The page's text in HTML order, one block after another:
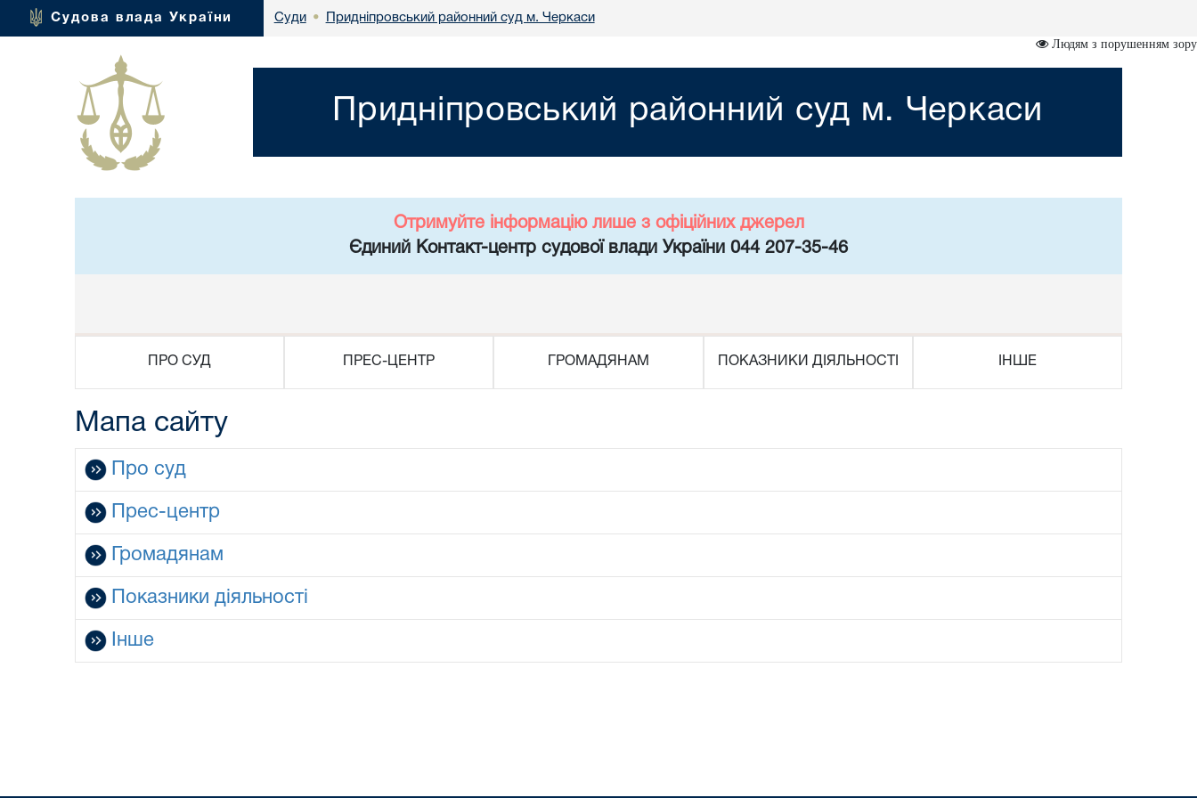
Судова влада України Суди • Придніпровський районний суд м. Черкаси
Людям з порушенням зору
Придніпровський районний суд м. Черкаси
Отримуйте інформацію лише з офіційних джерел
Єдиний Контакт-центр судової влади України 044 207-35-46
ПРО СУД ПРЕС-ЦЕНТР ГРОМАДЯНАМ ПОКАЗНИКИ ДІЯЛЬНОСТІ ІНШЕ
Мапа сайту
Про суд
Прес-центр
Громадянам
Показники діяльності
Інше